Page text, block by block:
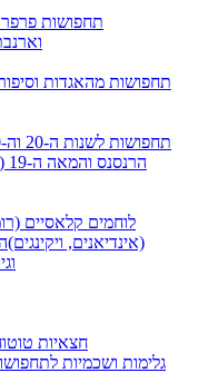
תחפושות פרפר
תחפושות מהאגדות
תחפושות לשנות ה-20 וה-30 (גטסבי)
הרנסנס והמאה ה-19 (ויקטוריאני)
לוחמים קלאסיים
(אינדיאנים, ויקינגים)
חצאיות טוטו
גלימות ושכמיות